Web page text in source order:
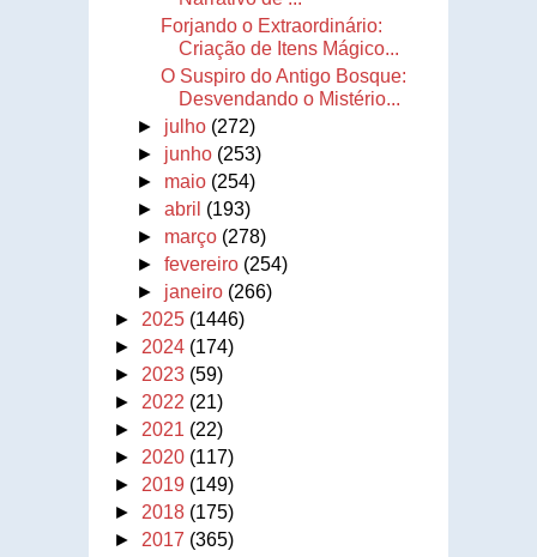
Forjando o Extraordinário:
Criação de Itens Mágico...
O Suspiro do Antigo Bosque:
Desvendando o Mistério...
► julho (272)
► junho (253)
► maio (254)
►abril (193)
► março (278)
►fevereiro (254)
► janeiro (266)
► 2025 (1446)
► 2024 (174)
► 2023 (59)
► 2022 (21)
► 2021 (22)
► 2020 (117)
► 2019 (149)
► 2018 (175)
► 2017 (365)